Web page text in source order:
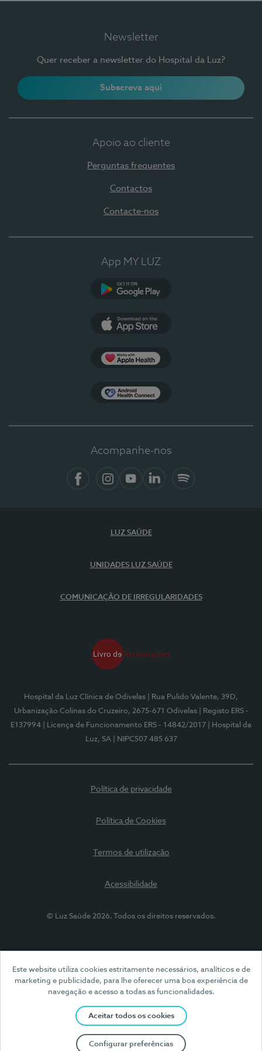
Este website utiliza cookies estritamente necessários, analíticos e de
marketing e publicidade, para lhe oferecer uma boa experiência de
navegação e acesso a todas as funcionalidades.
Aceitar todos os cookies
Configurar preferências
Newsletter
Quer receber a newsletter do Hospital da Luz?
Subscreva aqui
Apoio ao cliente
Perguntas frequentes
Contactos
Contacte-nos
App MY LUZ
Acompanhe-nos
LUZ SAÚDE
UNIDADES LUZ SAÚDE
COMUNICAÇÃO DE IRREGULARIDADES
Hospital da Luz Clínica de Odivelas
| Rua Pulido Valente, 39D,
Urbanização Colinas do Cruzeiro, 2675-671 Odivelas
| Registo ERS -
E137994
| Licença de Funcionamento ERS - 14842/2017
| Hospital da
Luz, SA
| NIPC507 485 637
Política de privacidade
Política de Cookies
Termos de utilização
Acessibilidade
© Luz Saúde 2026. Todos os direitos reservados.